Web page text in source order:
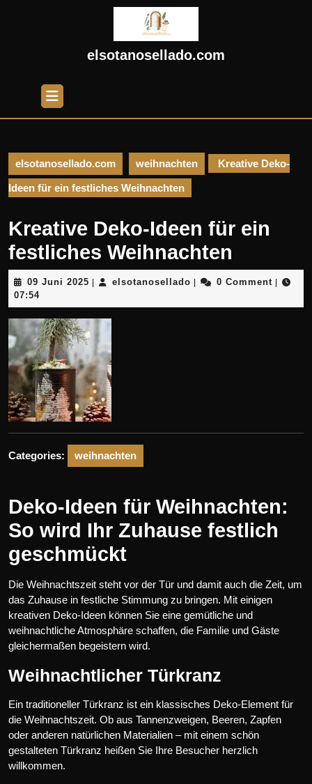
elsotanosellado.com
Open
Button
elsotanosellado.com weihnachten Kreative Deko-
Ideen für ein festliches Weihnachten
Kreative Deko-Ideen für ein
festliches Weihnachten
09 Juni 2025 09
2025
| elsotanosellado elsotanosellado
| 0 Comment |
07:54
Categories: weihnachten
Deko-Ideen für Weihnachten:
So wird Ihr Zuhause festlich
geschmückt
Die Weihnachtszeit steht vor der Tür und damit auch die Zeit, um
das Zuhause in festliche Stimmung zu bringen. Mit einigen
kreativen Deko-Ideen können Sie eine gemütliche und
weihnachtliche Atmosphäre schaffen, die Familie und Gäste
gleichermaßen begeistern wird.
Weihnachtlicher Türkranz
Ein traditioneller Türkranz ist ein klassisches Deko-Element für
die Weihnachtszeit. Ob aus Tannenzweigen, Beeren, Zapfen
oder anderen natürlichen Materialien – mit einem schön
gestalteten Türkranz heißen Sie Ihre Besucher herzlich
willkommen.